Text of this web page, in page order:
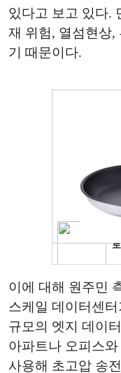
있다고 보고 있다.
재 위험, 열섬현상,
기 때문이다.
이에 대해 원주민
스케일 데이터센
규모의 엣지 데이
아파트나 오피스
사용해 초고압 송